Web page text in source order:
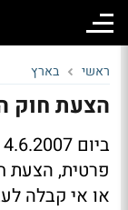
ראשי בארץ
הצעת חוק
פרטית, הצעת
או אי קבלה